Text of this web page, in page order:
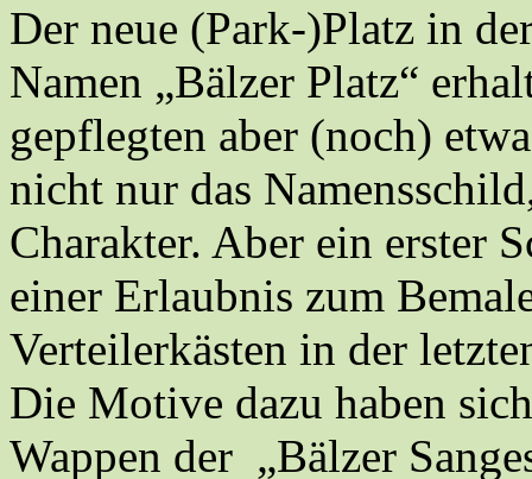
Der neue (Park-)Platz in
Namen „Bälzer Platz“
gepflegten aber (noch)
nicht nur das
Charakter. Aber ein erster
einer Erlaubnis zum
Verteilerkästen in der
Die Motive dazu haben
Wappen der „Bälzer